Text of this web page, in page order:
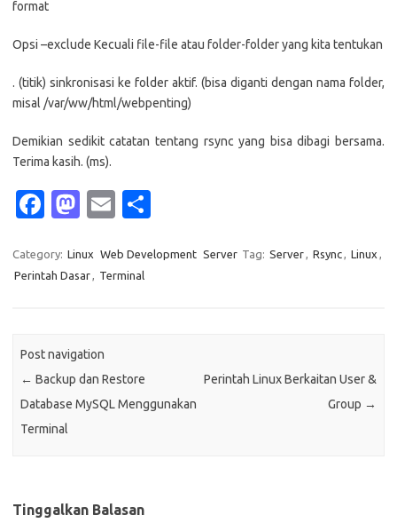
format
Opsi –exclude Kecuali file-file atau folder-folder yang kita tentukan
. (titik) sinkronisasi ke folder aktif. (bisa diganti dengan nama folder,
misal /var/ww/html/webpenting)
Demikian sedikit catatan tentang rsync yang bisa dibagi bersama.
Terima kasih. (ms).
Fa
e
b
o
k
M
t
o
o
n
E
ail ar
Category: Linux Web Development Server Tag: Server, Rsync, Linux ,
Perintah Dasar, Terminal
Post navigation
← Backup dan Restore
Database MySQL Menggunakan
Terminal
Perintah Linux Berkaitan User &
Group →
Tinggalkan Balasan